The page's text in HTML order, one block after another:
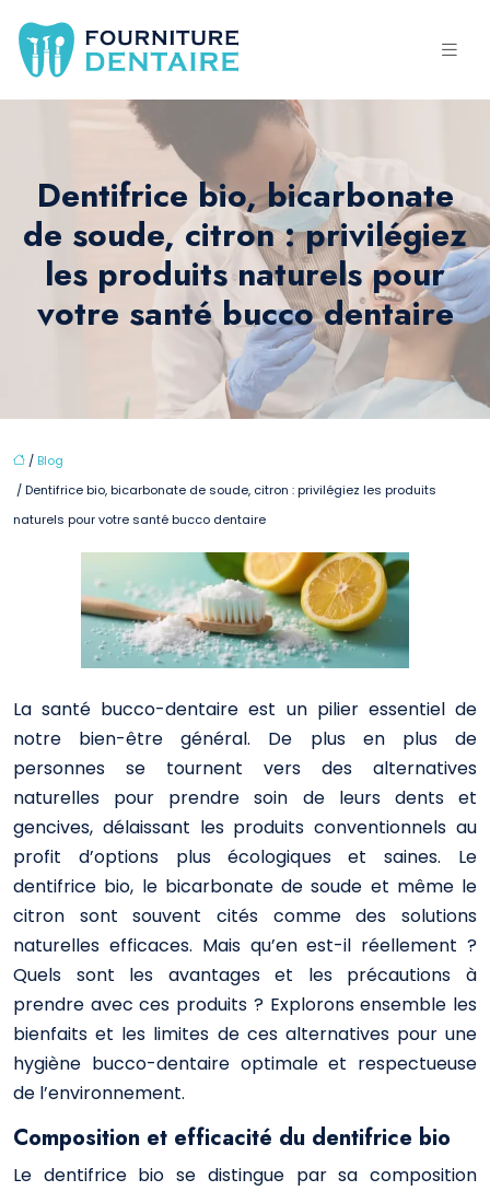
Dentifrice bio, bicarbonate
de soude, citron : privilégiez
les produits naturels pour
votre santé bucco dentaire
/ Blog
/ Dentifrice bio, bicarbonate de soude, citron : privilégiez les produits
naturels pour votre santé bucco dentaire
La santé bucco-dentaire est un pilier essentiel de
notre bien-être général. De plus en plus de
personnes se tournent vers des alternatives
naturelles pour prendre soin de leurs dents et
gencives, délaissant les produits conventionnels au
profit d’options plus écologiques et saines. Le
dentifrice bio, le bicarbonate de soude et même le
citron sont souvent cités comme des solutions
naturelles efficaces. Mais qu’en est-il réellement ?
Quels sont les avantages et les précautions à
prendre avec ces produits ? Explorons ensemble les
bienfaits et les limites de ces alternatives pour une
hygiène bucco-dentaire optimale et respectueuse
de l’environnement.
Composition et efficacité du dentifrice bio
Le dentifrice bio se distingue par sa composition